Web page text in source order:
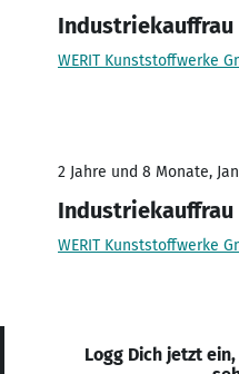
Industriekauffrau
WERIT Kunststoffwerke
2 Jahre und 8 Monate,
Industriekauffrau
WERIT Kunststoffwerke
Logg Dich jetzt